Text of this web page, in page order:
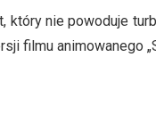
nie powoduje
filmu animowanego